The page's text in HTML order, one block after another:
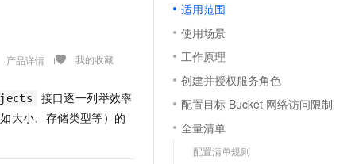
产品详情 我的收藏
接口逐一列举效率
大小、存储类型等）的
适用范围
使用场景
工作原理
创建并授权服务角色
配置目标 Bucket 网络访问限制
全量清单
配置清单规则
1.1-T2V
语音识别与合成
Qwen3-TTS-Flash
全托管，含MySQL、PostgreSQL、SQL Server、MariaDB多引擎
智能体编程平台
数字证书管理服务（原SSL证书）
实现全站HTTPS，呈现可信的WEB访问
短信服务
国内短信简单易用，安全可靠，秒级触达，全球覆盖200+国家和地区。
大数据开发治理平台 DataWorks
V4-Pro
专属 QwenPaw HOT
从聊天伙伴进化为能主动干活的本地数字员工
输入一句话想法, 轻松生成专业的 PPT
一键部署幻兽帕鲁游戏服务器
一键购买专属联机服务器，轻松开启游戏
漫剧工坊：一站式动画创作平台
快速生产连贯的高质量长漫剧
10 分钟搭建微信、支付宝小程序
高效部署网站，快速应用到小程序
频创作，一键激活电商全链路生产力
生成，高效打造优质广告素材
先锋实践拓展 AI 生产力的边界
飞天发布时刻
所见，即是所愿
AI 实训营
从基础到进阶，Agent 创客手把手教你
Token 补贴，五大权
益加速 OPC 成功
公司注册
上云迁移
代维服务
伙伴信用分合作计划
更多支持
合作伙伴培训与认证
查询合作伙伴
登录合作伙伴管理后台
镜像站
我要反馈
校园招聘